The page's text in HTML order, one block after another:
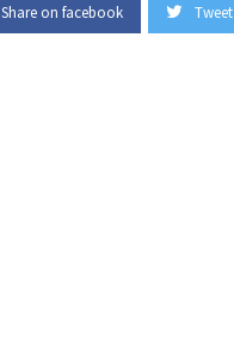
Share on facebook